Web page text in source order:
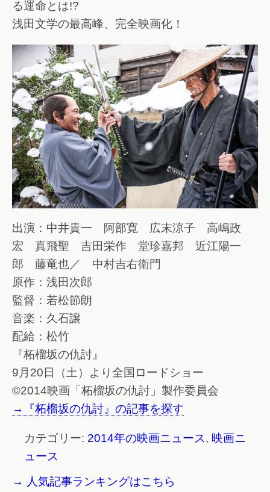
る運命とは!?
浅田文学の最高峰、完全映画化！
出演：中井貴一 阿部寛 広末涼子 高嶋政
宏 真飛聖 吉田栄作 堂珍嘉邦 近江陽一
郎 藤竜也／ 中村吉右衛門
原作：浅田次郎
監督：若松節朗
音楽：久石譲
配給：松竹
『柘榴坂の仇討』
9月20日（土）より全国ロードショー
©2014映画「柘榴坂の仇討」製作委員会
→『柘榴坂の仇討』の記事を探す
カテゴリー: 2014年の映画ニュース, 映画ニ
ュース
→ 人気記事ランキングはこちら